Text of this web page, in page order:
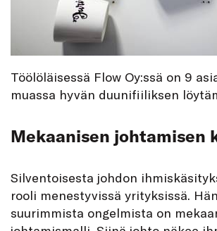
Töölöläisessä Flow Oy:ssä on 9
muassa hyvän duunifiiliksen
Mekaanisen johtamisen
Silventoisesta johdon
rooli menestyvissä yrityksissä.
suurimmista ongelmista on